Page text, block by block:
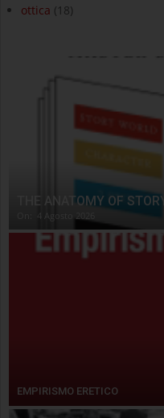
ottica (18)
THE ANATOMY OF STORY
4 Agosto 2026
EMPIRISMO ERETICO